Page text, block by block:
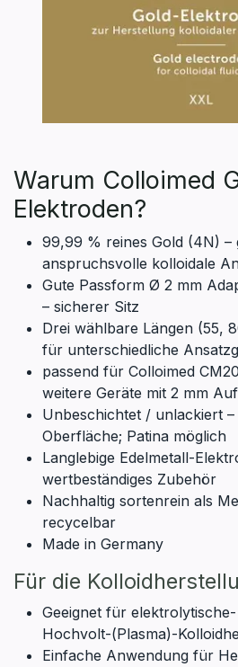
Warum Colloimed
Elektroden?
99,99 % reines Gold (4N) –
anspruchsvolle kolloidale
Gute Passform Ø 2 mm
– sicherer Sitz
Drei wählbare Längen (55,
für unterschiedliche
passend für Colloimed
weitere Geräte mit 2 mm
Unbeschichtet / unlackiert
Oberfläche; Patina möglich
Langlebige Edelmetall-
wertbeständiges Zubehör
Nachhaltig sortenrein als
recycelbar
Made in Germany
Für die
Geeignet für
Hochvolt-(Plasma)-
Einfache Anwendung für